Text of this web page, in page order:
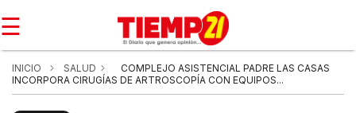
☰
INICIO SALUD
COMPLEJO ASISTENCIAL PADRE LAS CASAS
INCORPORA CIRUGÍAS DE ARTROSCOPÍA CON EQUIPOS...